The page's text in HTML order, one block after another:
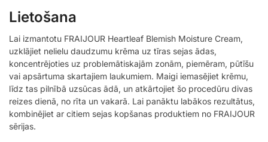
Lietošana
Lai izmantotu FRAIJOUR Heartleaf Blemish Moisture Cream,
uzklājiet nelielu daudzumu krēma uz tīras sejas ādas,
koncentrējoties uz problemātiskajām zonām, piemēram, pūtīšu
vai apsārtuma skartajiem laukumiem. Maigi iemasējiet krēmu,
līdz tas pilnībā uzsūcas ādā, un atkārtojiet šo procedūru divas
reizes dienā, no rīta un vakarā. Lai panāktu labākos rezultātus,
kombinējiet ar citiem sejas kopšanas produktiem no FRAIJOUR
sērijas.